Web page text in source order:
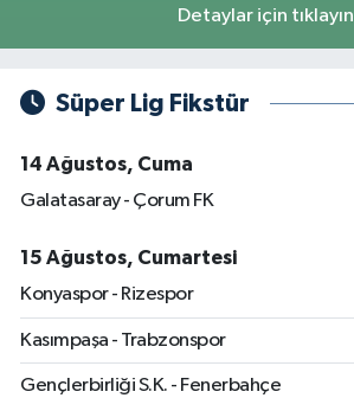
Detaylar için tıklayın
Süper Lig Fikstür
14 Ağustos, Cuma
Galatasaray - Çorum FK
15 Ağustos, Cumartesi
Konyaspor - Rizespor
Kasımpaşa - Trabzonspor
Gençlerbirliği S.K. - Fenerbahçe